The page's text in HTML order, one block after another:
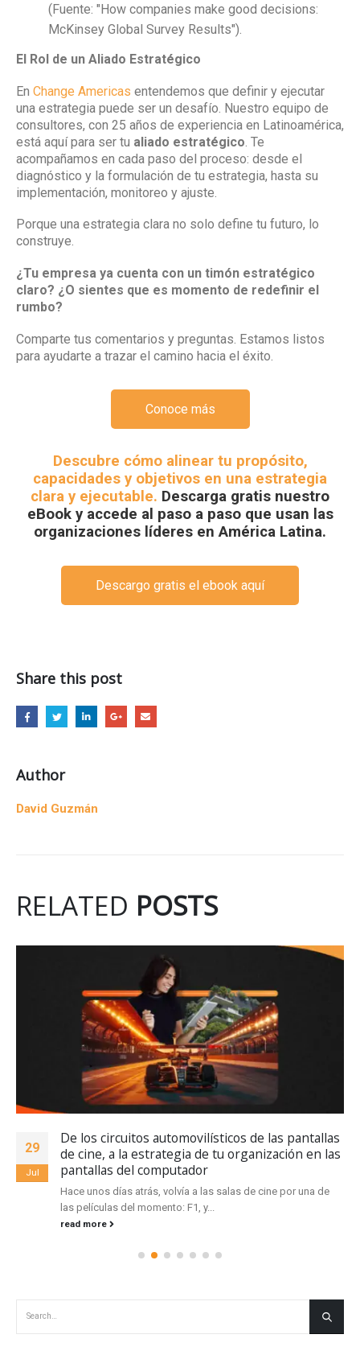
(Fuente: "How companies make good decisions:
McKinsey Global Survey Results").
El Rol de un Aliado Estratégico
En Change Americas entendemos que definir y ejecutar
una estrategia puede ser un desafío. Nuestro equipo de
consultores, con 25 años de experiencia en Latinoamérica,
está aquí para ser tu aliado estratégico. Te
acompañamos en cada paso del proceso: desde el
diagnóstico y la formulación de tu estrategia, hasta su
implementación, monitoreo y ajuste.
Porque una estrategia clara no solo define tu futuro, lo
construye.
¿Tu empresa ya cuenta con un timón estratégico
claro? ¿O sientes que es momento de redefinir el
rumbo?
Comparte tus comentarios y preguntas. Estamos listos
para ayudarte a trazar el camino hacia el éxito.
Conoce más
Descubre cómo alinear tu propósito,
capacidades y objetivos en una estrategia
clara y ejecutable. Descarga gratis nuestro
eBook y accede al paso a paso que usan las
organizaciones líderes en América Latina.
Descargo gratis el ebook aquí
Share this post
Author
David Guzmán
RELATED POSTS
29
Jul
De los circuitos automovilísticos de las pantallas
de cine, a la estrategia de tu organización en las
pantallas del computador
Hace unos días atrás, volvía a las salas de cine por una de
las películas del momento: F1, y...
read more